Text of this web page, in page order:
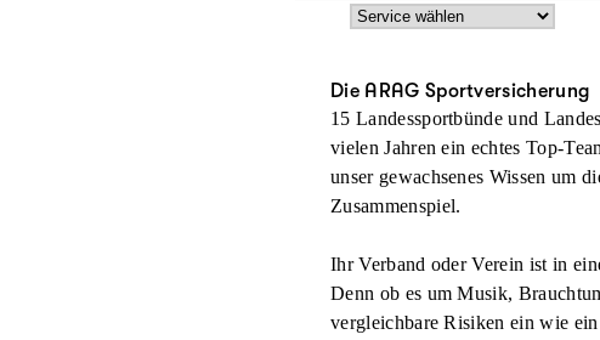
Die ARAG Sportversicherung
15 Landessportbünde und
vielen Jahren ein echtes Top-
unser gewachsenes Wissen um
Zusammenspiel.
Ihr Verband oder Verein ist in
Denn ob es um Musik,
vergleichbare Risiken ein wie